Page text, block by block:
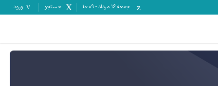
جمعه ۱۶ مرداد -
10:09 جستجو ورود